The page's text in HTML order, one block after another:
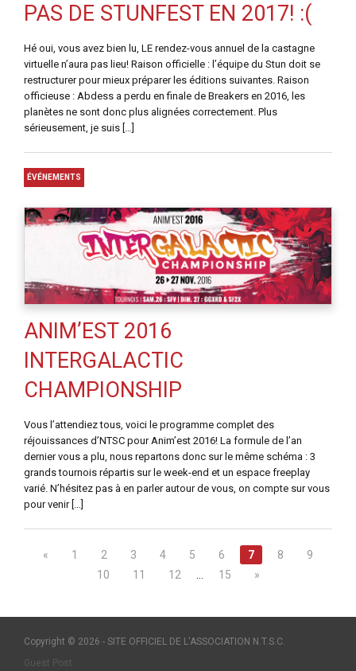
PAS DE STUNFEST EN 2017! :(
Hé oui, vous avez bien lu, LE rendez-vous annuel de la castagne
virtuelle n’aura pas lieu! Raison officielle : l’équipe du Stun doit se
restructurer pour mieux préparer les éditions suivantes. Raison
officieuse : Abdess a perdu en finale de Breakers en 2016, les
planètes ne sont donc plus alignées correctement. Plus
sérieusement, je suis […]
ÉVÉNEMENTS
ANIM’EST 2016
INTERGALACTIC
CHAMPIONSHIP
Vous l’attendiez tous, voici le programme complet des
réjouissances d’NTSC pour Anim’est 2016! La formule de l’an
dernier vous a plu, nous repartons donc sur le même schéma : 3
grands tournois répartis sur le week-end et un espace freeplay
varié. N’hésitez pas à en parler autour de vous, on compte sur vous
pour venir […]
« 1 2 3 4 5 6 7 8
9
10
11 12 15 »
Copyright © 2026 - SITE OFFICIEL DE L'ASSOCIATION N.T.S.C.
Guest Post